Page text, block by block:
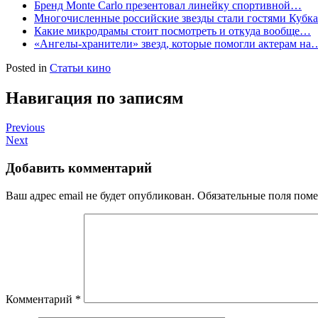
Бренд Monte Carlo презентовал линейку спортивной…
Многочисленные российские звезды стали гостями
Какие микродрамы стоит посмотреть и откуда вообще…
«Ангелы-хранители» звезд, которые помогли актерам
Posted in Статьи кино
Навигация по записям
Previous
Next
Добавить комментарий
Ваш адрес email не будет опубликован. Обязательные поля
Комментарий *